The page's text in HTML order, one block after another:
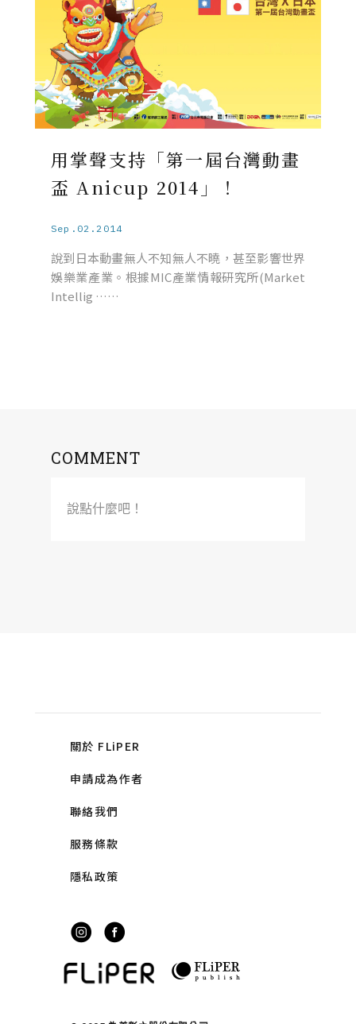
用掌聲支持「第一屆台灣動畫
盃 Anicup 2014」！
Sep.02.2014
說到日本動畫無人不知無人不曉，甚至影響世界
娛樂業產業。根據MIC產業情報研究所(Market
Intellig ……
COMMENT
說點什麼吧！
關於 FLiPER
申請成為作者
聯絡我們
服務條款
隱私政策